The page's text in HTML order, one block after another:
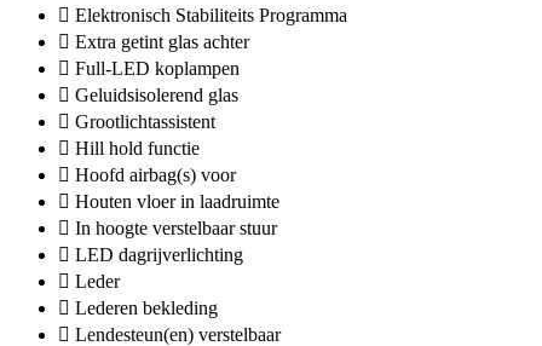
Elektronisch Stabiliteits Programma
Extra getint glas achter
Full-LED koplampen
Geluidsisolerend glas
Grootlichtassistent
Hill hold functie
Hoofd airbag(s) voor
Houten vloer in laadruimte
In hoogte verstelbaar stuur
LED dagrijverlichting
Leder
Lederen bekleding
Lendesteun(en) verstelbaar